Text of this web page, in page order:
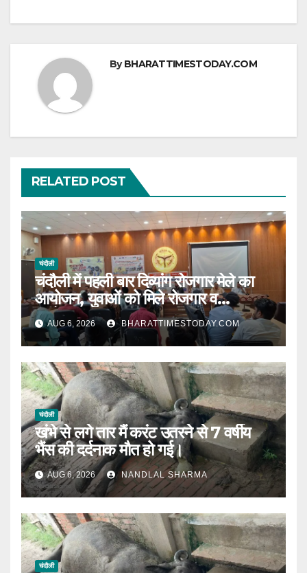
ByBHARATTIMESTODAY.COM
RELATED POST
चंदौली
चंदौली में पहली बार दिव्यांग रोजगार मेले का
आयोजन, युवाओं को मिले रोजगार व
स्वरोजगार के अवसर ।
AUG 6, 2026 BHARATTIMESTODAY.COM
चंदौली
खंभे से लगे तार मैं करंट उतरने से 7 वर्षीय
भैंस की दर्दनाक मौत हो गई।
AUG 6, 2026 NANDLAL SHARMA
चंदौली